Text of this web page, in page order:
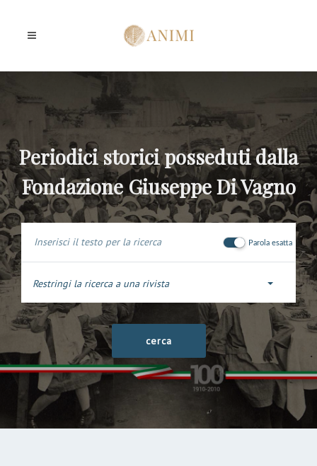
Periodici storici posseduti dalla
Fondazione Giuseppe Di Vagno
Parola esatta
Restringi la ricerca a una rivista